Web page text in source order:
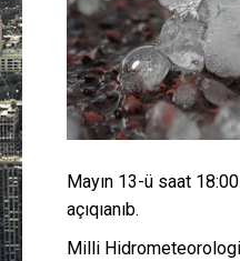
Mayın 13-ü saat
açıqıanıb.
Milli